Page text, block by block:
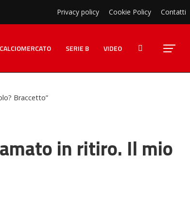
Privacy policy Cookie Policy Contatti
CALCIOMERCATO SERIE B VIDEO
Braccetto”
in ritiro. Il mio